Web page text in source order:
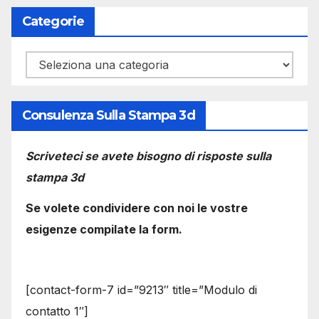
Categorie
Categorie
Consulenza Sulla Stampa 3d
Scriveteci se avete bisogno di risposte sulla
stampa 3d
Se volete condividere con noi le vostre
esigenze compilate la form.
[contact-form-7 id=”9213″ title=”Modulo di
contatto 1″]